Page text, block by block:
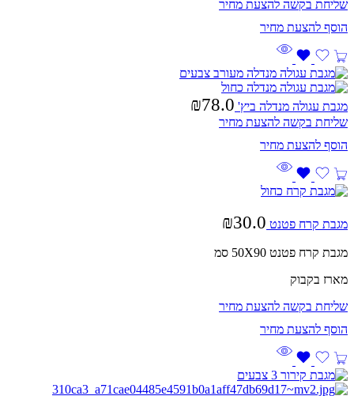
שליחת בקשה להצעת מחיר
מגבת עגולה מנדלה ביץ' ₪78.0
שליחת בקשה להצעת מחיר
מגבת קרח פטנט ₪30.0
מגבת קרח פטנט 50X90 סמ
מארז בקבוק
שליחת בקשה להצעת מחיר